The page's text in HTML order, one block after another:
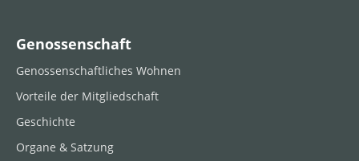
Genossenschaft
Genossenschaftliches Wohnen
Vorteile der Mitgliedschaft
Geschichte
Organe & Satzung